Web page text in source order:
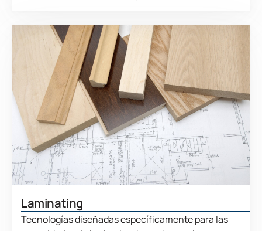
Laminating
Tecnologías diseñadas específicamente para las